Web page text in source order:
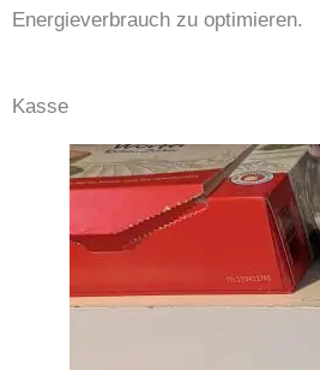
Energieverbrauch zu optimieren.
Kasse